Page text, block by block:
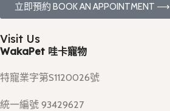
立即預約 BOOK AN APPOINTMENT ⟶
Visit Us
WakaPet 哇卡寵物
特寵業字第S1120026號
統一編號 93429627